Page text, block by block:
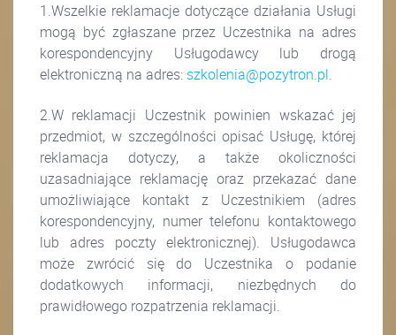
1.Wszelkie reklamacje dotyczące działania Usługi
mogą być zgłaszane przez Uczestnika na adres
korespondencyjny Usługodawcy lub drogą
elektroniczną na adres: szkolenia@pozytron.pl.
2.W reklamacji Uczestnik powinien wskazać jej
przedmiot, w szczególności opisać Usługę, której
reklamacja dotyczy, a także okoliczności
uzasadniające reklamację oraz przekazać dane
umożliwiające kontakt z Uczestnikiem (adres
korespondencyjny, numer telefonu kontaktowego
lub adres poczty elektronicznej). Usługodawca
może zwrócić się do Uczestnika o podanie
dodatkowych informacji, niezbędnych do
prawidłowego rozpatrzenia reklamacji.